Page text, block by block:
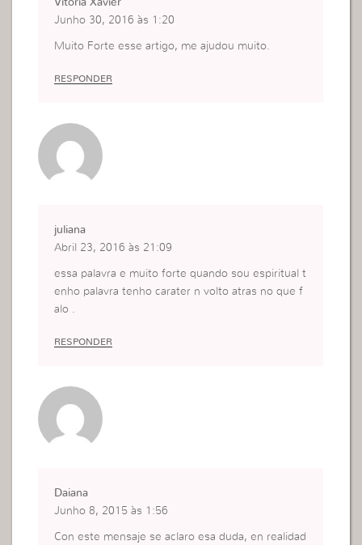
Junho 30, 2016 às 1:20
Muito Forte esse artigo, me ajudou muito.
RESPONDER
juliana
Abril 23, 2016 às 21:09
essa palavra e muito forte quando sou espiritual t
enho palavra tenho carater n volto atras no que f
alo .
RESPONDER
Daiana
Junho 8, 2015 às 1:56
Con este mensaje se aclaro esa duda, en realidad